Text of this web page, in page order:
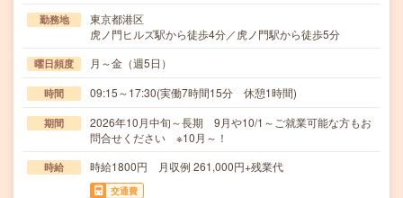
勤務地
東京都港区
虎ノ門ヒルズ駅から徒歩4分／虎ノ門駅から徒歩5分
曜日頻度 月～金（週5日）
時間 09:15～17:30(実働7時間15分 休憩1時間)
期間
2026年10月中旬～長期 9月や10/1～ご就業可能な方もお
問合せください ※10月～！
時給 時給1800円 月収例 261,000円+残業代
交通費